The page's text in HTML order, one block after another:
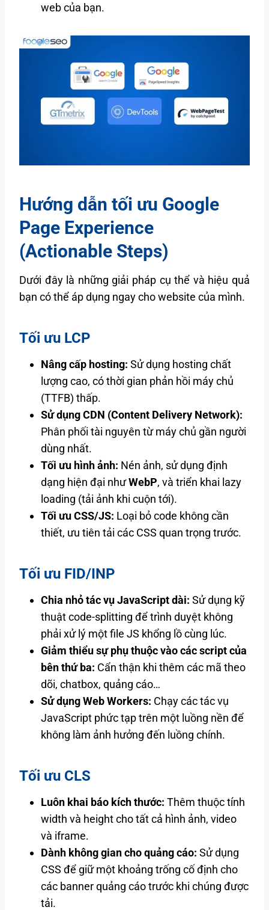
web của bạn.
Hướng dẫn tối ưu Google
Page Experience
(Actionable Steps)
Dưới đây là những giải pháp cụ thể và hiệu quả
bạn có thể áp dụng ngay cho website của mình.
Tối ưu LCP
Nâng cấp hosting: Sử dụng hosting chất
lượng cao, có thời gian phản hồi máy chủ
(TTFB) thấp.
Sử dụng CDN (Content Delivery Network):
Phân phối tài nguyên từ máy chủ gần người
dùng nhất.
Tối ưu hình ảnh: Nén ảnh, sử dụng định
dạng hiện đại nhưWebP, và triển khai lazy
loading (tải ảnh khi cuộn tới).
Tối ưu CSS/JS: Loại bỏ code không cần
thiết, ưu tiên tải các CSS quan trọng trước.
Tối ưu FID/INP
Chia nhỏ tác vụ JavaScript dài: Sử dụng kỹ
thuật code-splitting để trình duyệt không
phải xử lý một file JS khổng lồ cùng lúc.
Giảm thiểu sự phụ thuộc vào các script của
bên thứ ba: Cẩn thận khi thêm các mã theo
dõi, chatbox, quảng cáo…
Sử dụng Web Workers: Chạy các tác vụ
JavaScript phức tạp trên một luồng nền để
không làm ảnh hưởng đến luồng chính.
Tối ưu CLS
Luôn khai báo kích thước: Thêm thuộc tính
width và height cho tất cả hình ảnh, video
và iframe.
Dành không gian cho quảng cáo: Sử dụng
CSS để giữ một khoảng trống cố định cho
các banner quảng cáo trước khi chúng được
tải.